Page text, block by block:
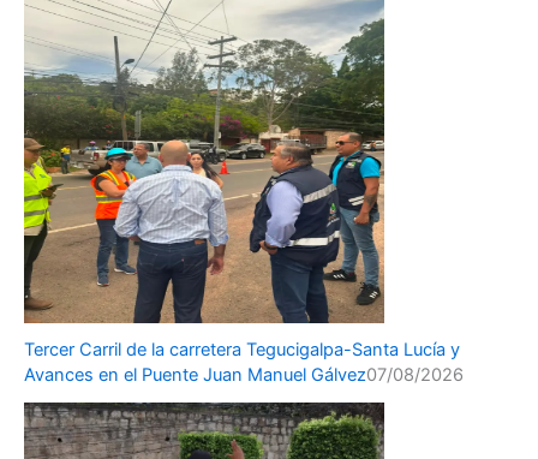
Tercer Carril de la carretera Tegucigalpa-Santa Lucía y
Avances en el Puente Juan Manuel Gálvez07/08/2026